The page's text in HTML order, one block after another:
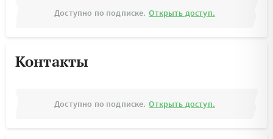
Доступно по подписке. Открыть доступ.
Контакты
Доступно по подписке. Открыть доступ.